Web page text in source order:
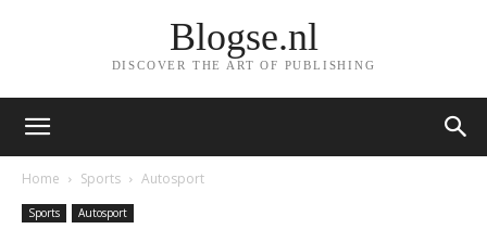
Blogse.nl
DISCOVER THE ART OF PUBLISHING
Home Sports Autosport
Sports Autosport